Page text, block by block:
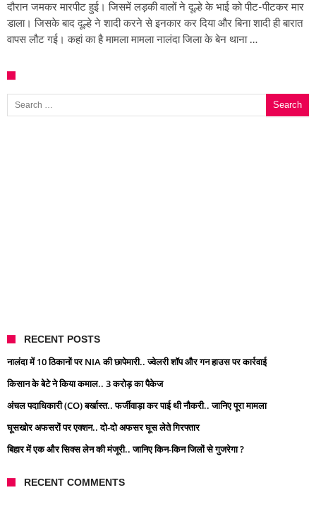
दौरान जमकर मारपीट हुई। जिसमें लड़की वालों ने दूल्हे के भाई को पीट-पीटकर मार
डाला। जिसके बाद दूल्हे ने शादी करने से इनकार कर दिया और बिना शादी ही बारात
वापस लौट गई। कहां का है मामला मामला नालंदा जिला के बेन थाना …
Search for:
RECENT POSTS
नालंदा में 10 ठिकानों पर NIA की छापेमारी.. ज्वेलरी शॉप और गन हाउस पर कार्रवाई
किसान के बेटे ने किया कमाल.. 3 करोड़ का पैकेज
अंचल पदाधिकारी (CO) बर्खास्त.. फर्जीवाड़ा कर पाई थी नौकरी.. जानिए पूरा मामला
घूसखोर अफसरों पर एक्शन.. दो-दो अफसर घूस लेते गिरफ्तार
बिहार में एक और सिक्स लेन की मंजूरी.. जानिए किन-किन जिलों से गुजरेगा ?
RECENT COMMENTS